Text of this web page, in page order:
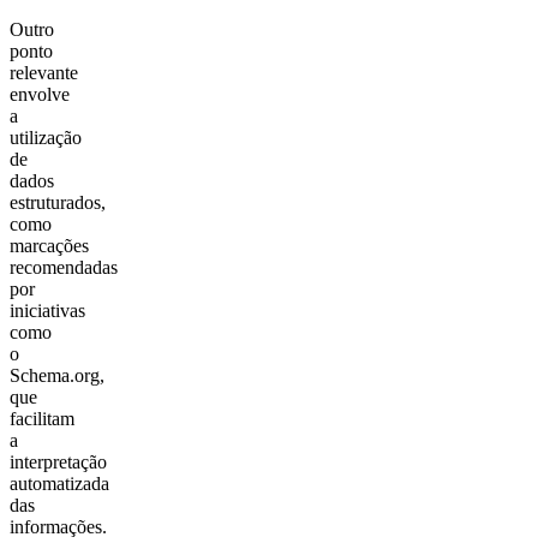
Outro
ponto
relevante
envolve
a
utilização
de
dados
estruturados,
como
marcações
recomendadas
por
iniciativas
como
o
Schema.org,
que
facilitam
a
interpretação
automatizada
das
informações.